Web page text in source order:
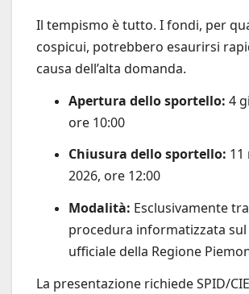
Il tempismo è tutto. I fondi, per
cospicui, potrebbero esaurirsi
causa dell’alta domanda.
Apertura dello sportello: 4
ore 10:00
Chiusura dello sportello: 11
2026, ore 12:00
Modalità: Esclusivamente
procedura informatizzata
ufficiale della Regione
La presentazione richiede SPID/